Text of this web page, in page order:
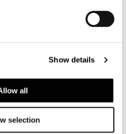
Show details
all
selection62 CM